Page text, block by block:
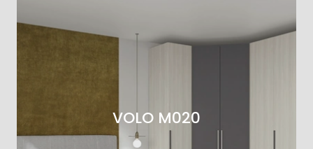
VOLO M020